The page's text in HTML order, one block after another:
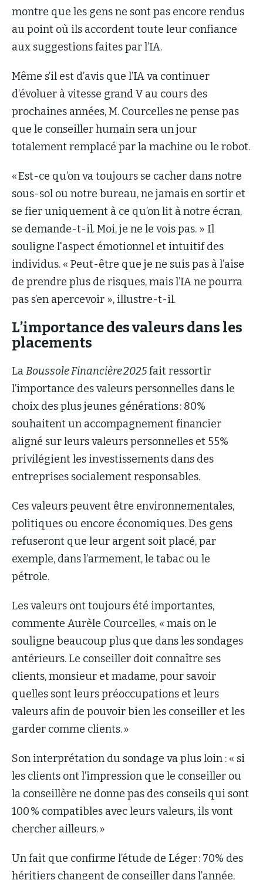
montre que les gens ne sont pas encore rendus
au point où ils accordent toute leur confiance
aux suggestions faites par l’IA.
Même s’il est d’avis que l’IA va continuer
d’évoluer à vitesse grand V au cours des
prochaines années, M. Courcelles ne pense pas
que le conseiller humain sera un jour
totalement remplacé par la machine ou le robot.
« Est-ce qu’on va toujours se cacher dans notre
sous-sol ou notre bureau, ne jamais en sortir et
se fier uniquement à ce qu’on lit à notre écran,
se demande-t-il. Moi, je ne le vois pas. » Il
souligne l'aspect émotionnel et intuitif des
individus. « Peut-être que je ne suis pas à l’aise
de prendre plus de risques, mais l’IA ne pourra
pas s’en apercevoir », illustre-t-il.
L’importance des valeurs dans les
placements
LaBoussole Financière 2025fait ressortir
l’importance des valeurs personnelles dans le
choix des plus jeunes générations : 80%
souhaitent un accompagnement financier
aligné sur leurs valeurs personnelles et 55%
privilégient les investissements dans des
entreprises socialement responsables.
Ces valeurs peuvent être environnementales,
politiques ou encore économiques. Des gens
refuseront que leur argent soit placé, par
exemple, dans l’armement, le tabac ou le
pétrole.
Les valeurs ont toujours été importantes,
commente Aurèle Courcelles, « mais on le
souligne beaucoup plus que dans les sondages
antérieurs. Le conseiller doit connaître ses
clients, monsieur et madame, pour savoir
quelles sont leurs préoccupations et leurs
valeurs afin de pouvoir bien les conseiller et les
garder comme clients. »
Son interprétation du sondage va plus loin : « si
les clients ont l’impression que le conseiller ou
la conseillère ne donne pas des conseils qui sont
100 % compatibles avec leurs valeurs, ils vont
chercher ailleurs. »
Un fait que confirme l’étude de Léger : 70% des
héritiers changent de conseiller dans l’année,